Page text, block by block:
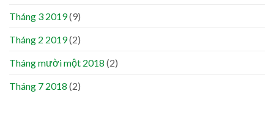
Tháng 3 2019(9)
Tháng 2 2019(2)
Tháng mười một 2018 (2)
Tháng 7 2018 (2)